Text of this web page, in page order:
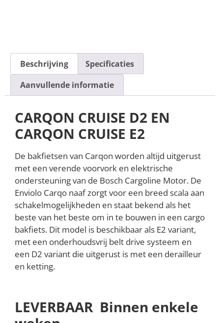
Beschrijving
Specificaties
Aanvullende informatie
CARQON CRUISE D2 EN
CARQON CRUISE E2
De bakfietsen van Carqon worden altijd uitgerust
met een verende voorvork en elektrische
ondersteuning van de Bosch Cargoline Motor. De
Enviolo Carqo naaf zorgt voor een breed scala aan
schakelmogelijkheden en staat bekend als het
beste van het beste om in te bouwen in een cargo
bakfiets. Dit model is beschikbaar als E2 variant,
met een onderhoudsvrij belt drive systeem en
een D2 variant die uitgerust is met een derailleur
en ketting.
LEVERBAAR Binnen enkele